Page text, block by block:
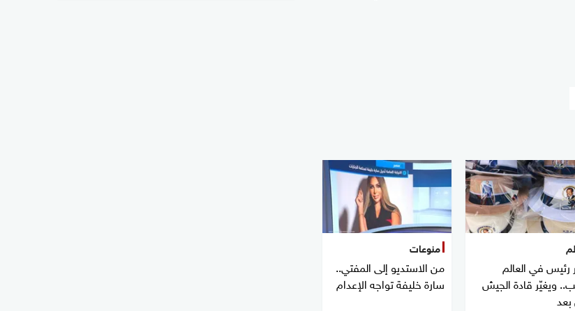
رئيس في العالم
ويغيّر قادة الجيش
منوعات
من الاستديو إلى المفتي..
سارة خليفة تواجه الإعدام